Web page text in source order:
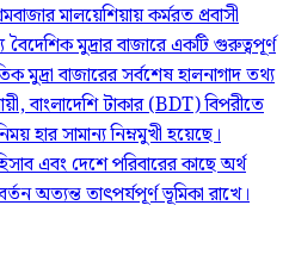
মালয়েশিয়ায় কর্মরত প্রবাসী
বৈদেশিক মুদ্রার বাজারে একটি গুরুত্বপূর্ণ
মুদ্রা বাজারের সর্বশেষ হালনাগাদ তথ্য
বাংলাদেশি টাকার (BDT) বিপরীতে
হার সামান্য নিম্নমুখী হয়েছে।
এবং দেশে পরিবারের কাছে অর্থ
অত্যন্ত তাৎপর্যপূর্ণ ভূমিকা রাখে।